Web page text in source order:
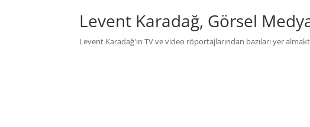
Levent Karadağ, Görsel
Levent Karadağ'ın TV ve video röportajlarından bazıları yer